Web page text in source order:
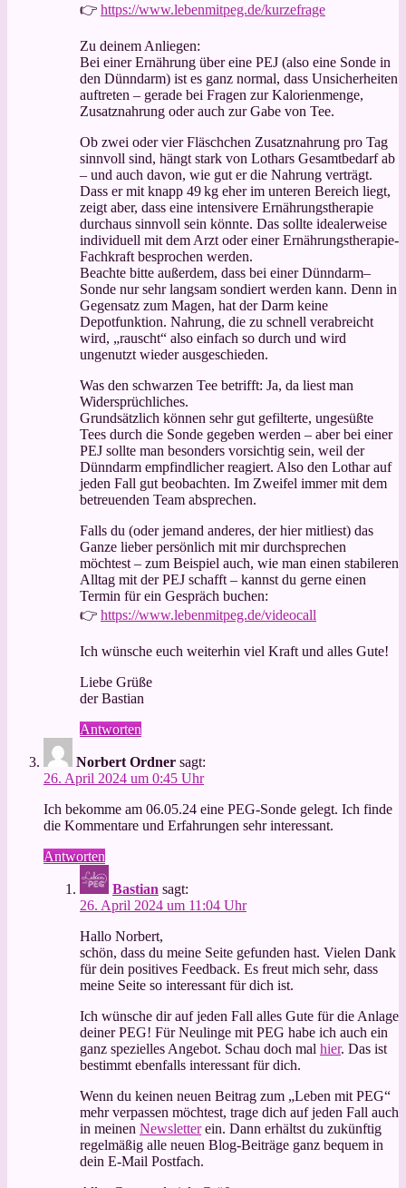
👉 https://www.lebenmitpeg.de/kurzefrage
Zu deinem Anliegen:
Bei einer Ernährung über eine PEJ (also eine Sonde in
den Dünndarm) ist es ganz normal, dass Unsicherheiten
auftreten – gerade bei Fragen zur Kalorienmenge,
Zusatznahrung oder auch zur Gabe von Tee.
Ob zwei oder vier Fläschchen Zusatznahrung pro Tag
sinnvoll sind, hängt stark von Lothars Gesamtbedarf ab
– und auch davon, wie gut er die Nahrung verträgt.
Dass er mit knapp 49 kg eher im unteren Bereich liegt,
zeigt aber, dass eine intensivere Ernährungstherapie
durchaus sinnvoll sein könnte. Das sollte idealerweise
individuell mit dem Arzt oder einer Ernährungstherapie-
Fachkraft besprochen werden.
Beachte bitte außerdem, dass bei einer Dünndarm–
Sonde nur sehr langsam sondiert werden kann. Denn in
Gegensatz zum Magen, hat der Darm keine
Depotfunktion. Nahrung, die zu schnell verabreicht
wird, „rauscht“ also einfach so durch und wird
ungenutzt wieder ausgeschieden.
Was den schwarzen Tee betrifft: Ja, da liest man
Widersprüchliches.
Grundsätzlich können sehr gut gefilterte, ungesüßte
Tees durch die Sonde gegeben werden – aber bei einer
PEJ sollte man besonders vorsichtig sein, weil der
Dünndarm empfindlicher reagiert. Also den Lothar auf
jeden Fall gut beobachten. Im Zweifel immer mit dem
betreuenden Team absprechen.
Falls du (oder jemand anderes, der hier mitliest) das
Ganze lieber persönlich mit mir durchsprechen
möchtest – zum Beispiel auch, wie man einen stabileren
Alltag mit der PEJ schafft – kannst du gerne einen
Termin für ein Gespräch buchen:
👉 https://www.lebenmitpeg.de/videocall
Ich wünsche euch weiterhin viel Kraft und alles Gute!
Liebe Grüße
der Bastian
Antworten
Norbert Ordner sagt:
26. April 2024 um 0:45 Uhr
Ich bekomme am 06.05.24 eine PEG-Sonde gelegt. Ich finde
die Kommentare und Erfahrungen sehr interessant.
Antworten
Bastian sagt:
26. April 2024 um 11:04 Uhr
Hallo Norbert,
schön, dass du meine Seite gefunden hast. Vielen Dank
für dein positives Feedback. Es freut mich sehr, dass
meine Seite so interessant für dich ist.
Ich wünsche dir auf jeden Fall alles Gute für die Anlage
deiner PEG! Für Neulinge mit PEG habe ich auch ein
ganz spezielles Angebot. Schau doch mal hier. Das ist
bestimmt ebenfalls interessant für dich.
Wenn du keinen neuen Beitrag zum „Leben mit PEG“
mehr verpassen möchtest, trage dich auf jeden Fall auch
in meinen Newsletterein. Dann erhältst du zukünftig
regelmäßig alle neuen Blog-Beiträge ganz bequem in
dein E-Mail Postfach.